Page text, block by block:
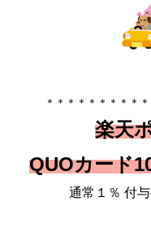
＊＊＊＊＊＊＊＊＊
楽天
QUOカード
通常１％ 付